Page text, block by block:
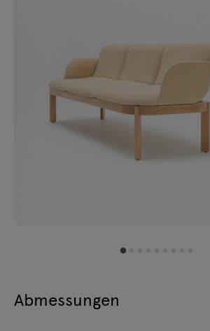
Abmessungen